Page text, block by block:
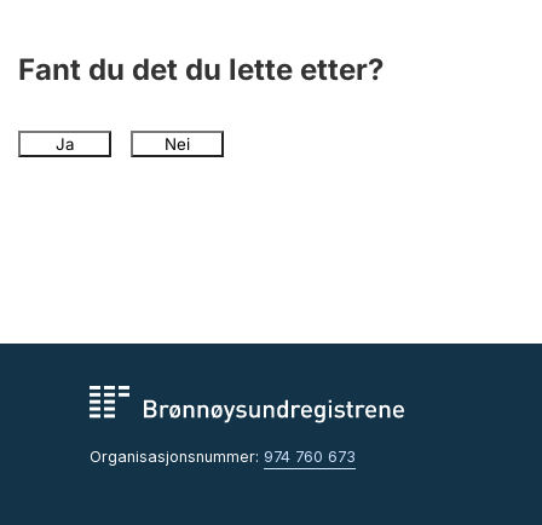
Fant du det du lette etter?
Ja Nei
Organisasjonsnummer: 974 760 673